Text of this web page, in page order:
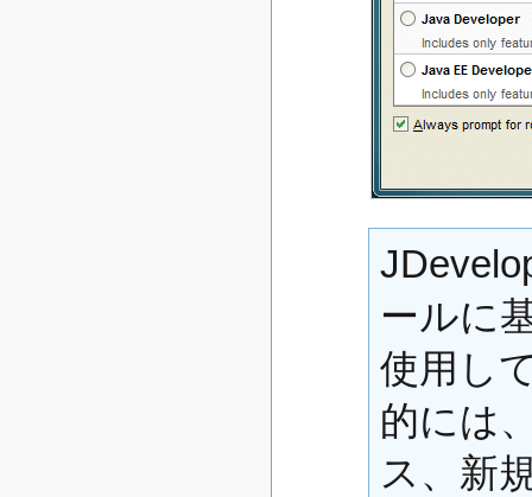
ールに
使用し
的には
ス、新